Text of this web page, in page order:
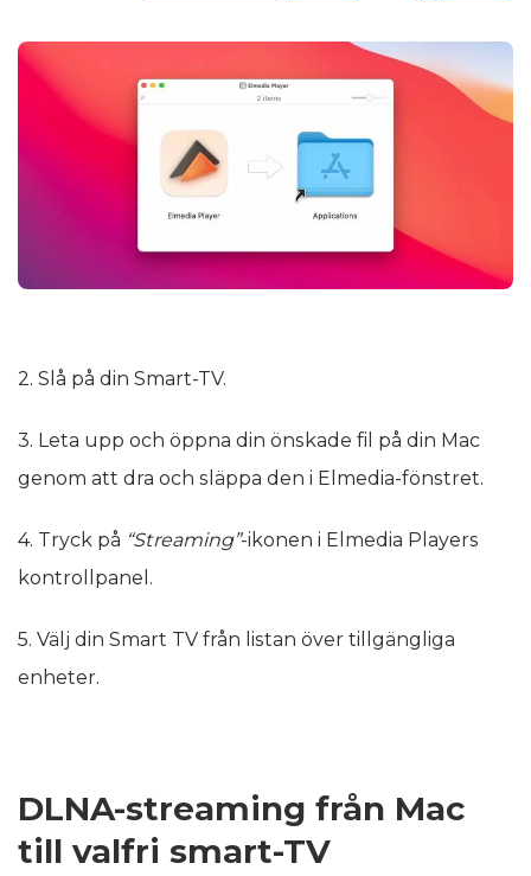
2. Slå på din Smart-TV.
3. Leta upp och öppna din önskade fil på din Mac
genom att dra och släppa den i Elmedia-fönstret.
4. Tryck på “Streaming”-ikonen i Elmedia Players
kontrollpanel.
5. Välj din Smart TV från listan över tillgängliga
enheter.
DLNA-streaming från Mac
till valfri smart-TV